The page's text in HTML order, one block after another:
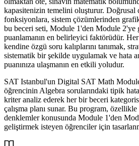
kapasitenizin temelini oluşturur. Doğrusal
fonksiyonlara, sistem çözümlerinden
bu beceri seti, Module 1'den Module 2'ye
puanlamanın en belirleyici faktörüdür.
kendine özgü soru kalıplarını tanımak,
sistematik bir şekilde uygulamak ve hata
puanınıza ulaşmanın en etkili yoludur.
SAT Istanbul'un Digital SAT Math
öğrencinin Algebra sorularındaki tipik
kriter analiz ederek her bir beceri
çalışma planı sunar. Bu program,
denklemler konusunda Module 1'den
geliştirmek isteyen öğrenciler için